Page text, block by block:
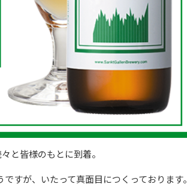
と皆様のもとに到着。
すが、いたって真面目につくっております。